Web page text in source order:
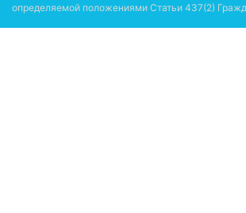
определяемой положениями Статьи 437(2)